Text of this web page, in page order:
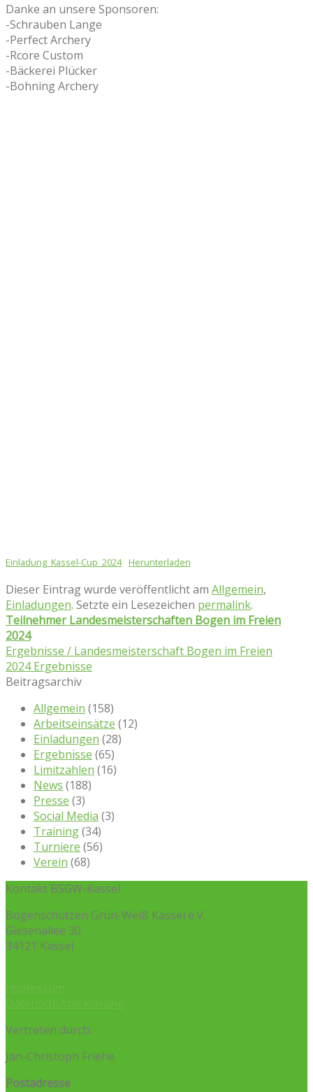
Danke an unsere Sponsoren:
-Schrauben Lange
-Perfect Archery
-Rcore Custom
-Bäckerei Plücker
-Bohning Archery
Einladung_Kassel-Cup_2024 Herunterladen
Dieser Eintrag wurde veröffentlicht am Allgemein,
Einladungen. Setzte ein Lesezeichen permalink.
Teilnehmer Landesmeisterschaften Bogen im Freien
2024
Ergebnisse / Landesmeisterschaft Bogen im Freien
2024 Ergebnisse
Beitragsarchiv
Allgemein (158)
Arbeitseinsätze (12)
Einladungen (28)
Ergebnisse (65)
Limitzahlen (16)
News (188)
Presse (3)
Social Media (3)
Training(34)
Turniere (56)
Verein (68)
Kontakt BSGW-Kassel
Bogenschützen Grün-Weiß Kassel e.V.
Giesenallee 30
34121 Kassel
Impressum
Datenschutzerklärung
Vertreten durch:
Jan-Christoph Friehe
Postadresse